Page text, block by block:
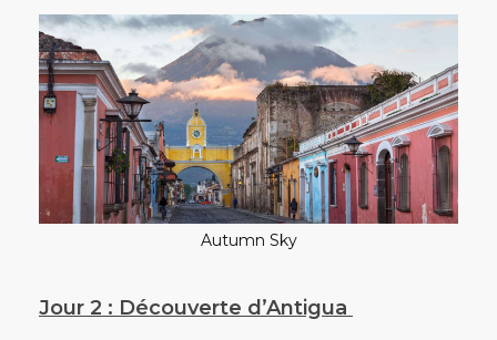
Autumn Sky
Jour 2 : Découverte d’Antigua